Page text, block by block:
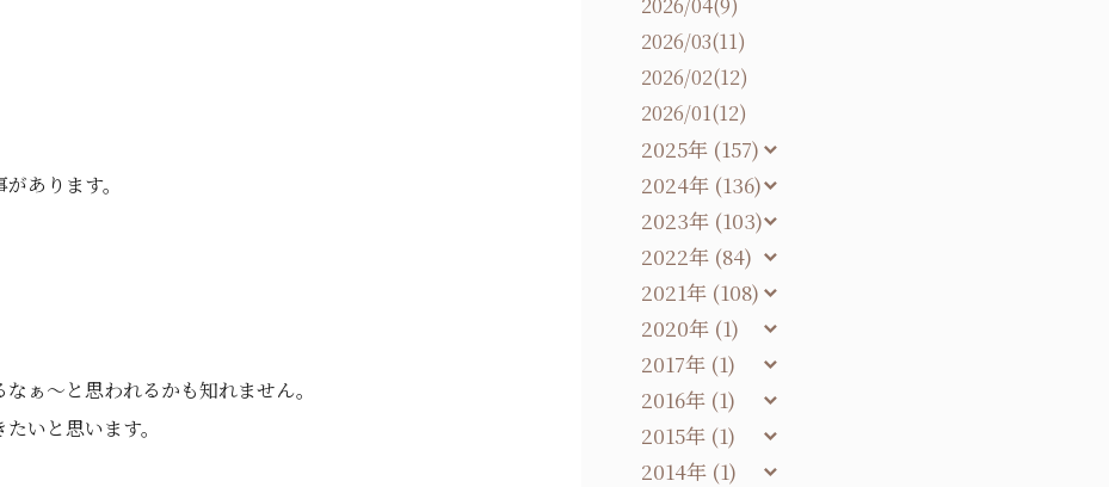
あります。
ぁ〜と思われるかも知れません。
いと思います。
2026/03(11)
2026/02(12)
2026/01(12)
2025年 (157)
2024年 (136)
2023年 (103)
2022年 (84)
2021年 (108)
2020年 (1)
2017年 (1)
2016年 (1)
2015年 (1)
2014年 (1)